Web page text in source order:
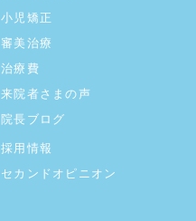
小児矯正
審美治療
治療費
来院者さまの声
院長ブログ
採用情報
セカンドオピニオン